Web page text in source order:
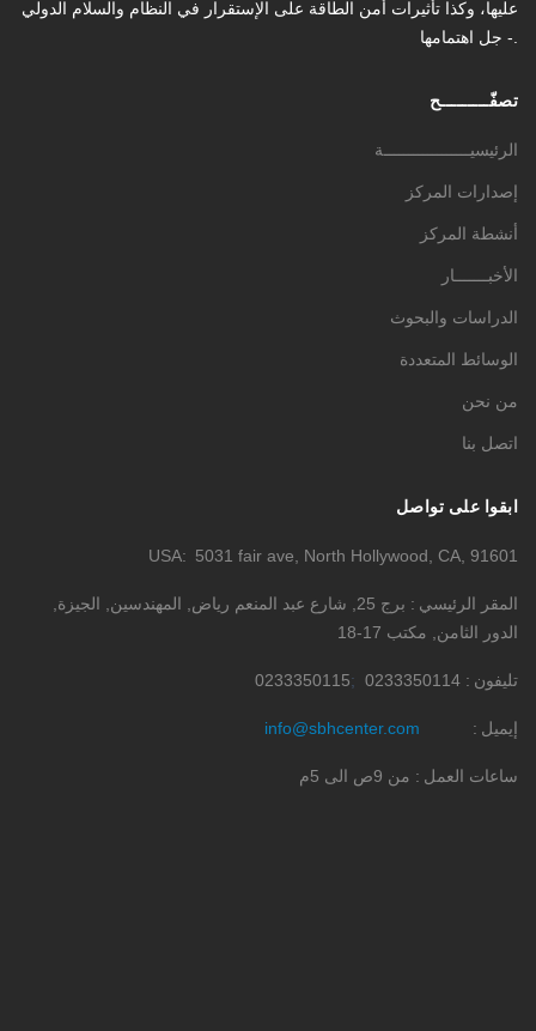
عليها، وكذا تأثیرات أمن الطاقة على الإستقرار في النظام والسلام الدولي
- جل اهتمامها.
تصفّـــــــــح
الرئيسيــــــــــــــــــة
إصدارات المركز
أنشطة المركز
الأخبـــــــار
الدراسات والبحوث
الوسائط المتعددة
من نحن
اتصل بنا
ابقوا على تواصل
USA 5031 fair ave, North Hollywood, CA, 91601
المقر الرئيسي
برج 25, شارع عبد المنعم رياض, المهندسين, الجيزة,
الدور الثامن, مكتب 17-18
تليفون 0233350114
0233350115
إيميل info@sbhcenter.com
ساعات العمل من 9ص الى 5م